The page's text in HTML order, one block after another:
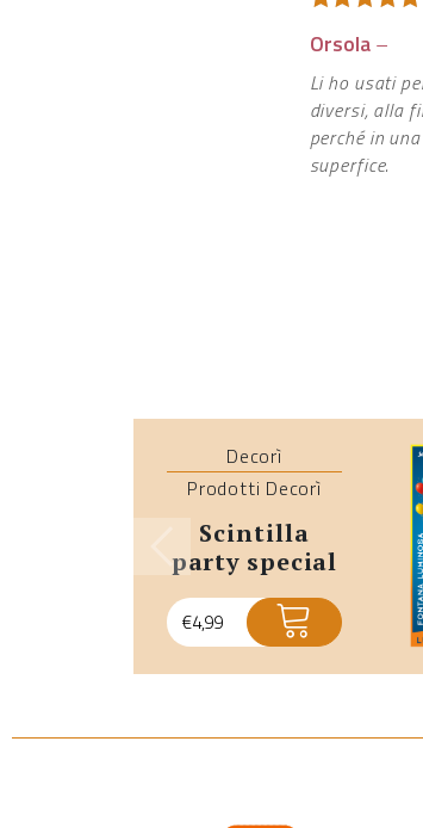
su 5
Orsola –
Li ho usati
diversi, alla
perché in
superfice.
Decorì
Prodotti Decorì
scintilla
party special
€4,99